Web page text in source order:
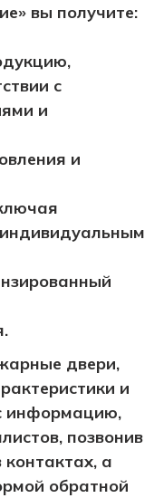
вы получите:
с
и
и
двери,
и
информацию,
позвонив
а
обратной